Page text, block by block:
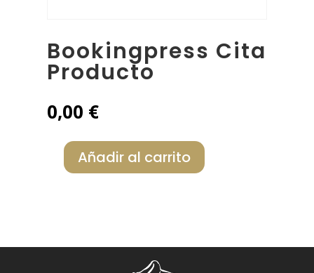
Bookingpress Cita
Producto
0,00 €
BookingPress
Añadir al carrito